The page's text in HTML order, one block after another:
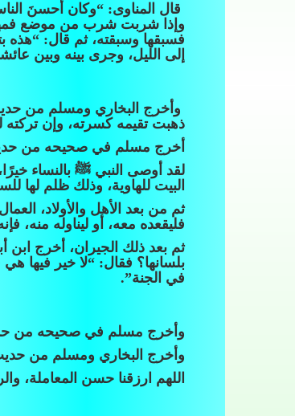
قال المناوى: “وكان أحسنَ
وإذا شربت شرب من موضع فمها
فسبقها وسبقته، ثم قال: “هذه
إلى الليل، وجرى بينه وبين
وأخرج البخاري ومسلم من
ذهبت تقيمه كسرته، وإن تركته
أخرج مسلم في صحيحه من
لقد أوصى النبي ﷺ بالنساء
البيت للهاوية، وذلك ظلم لها
ثم من بعد الأهل والأولاد،
فليقعده معه، أو ليناوله منه،
ثم بعد ذلك الجيران، أخرج ابن
بلسانها؟ فقال: “لا خير فيها
في الجنة”.
وأخرج مسلم في صحيحه من
وأخرج البخاري ومسلم من
اللهم ارزقنا حسن المعاملة،